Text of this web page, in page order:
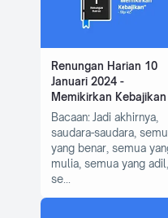
Renungan Harian 10
Januari 2024 -
Memikirkan Kebajikan
Bacaan: Jadi akhirnya,
saudara-saudara,
yang benar, semua
mulia, semua yang adil,
se